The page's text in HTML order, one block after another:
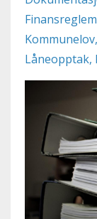
Kommunelov
Låneopptak